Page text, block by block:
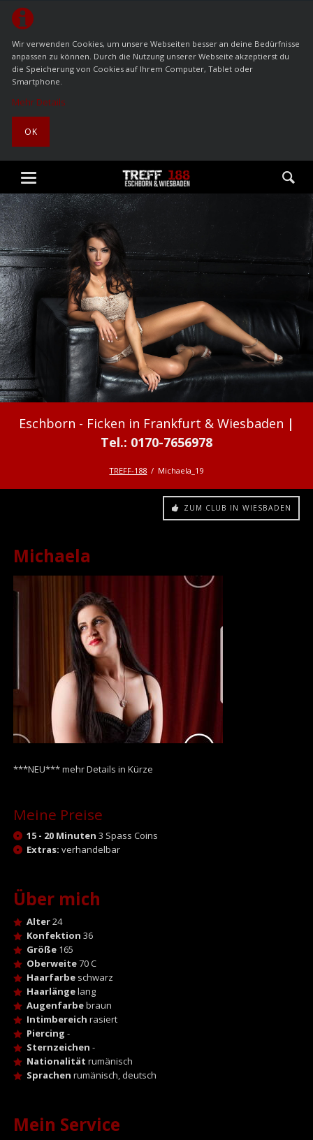
Wir verwenden Cookies, um unsere Webseiten besser an deine Bedürfnisse
anpassen zu können. Durch die Nutzung unserer Webseite akzeptierst du
die Speicherung von Cookies auf Ihrem Computer, Tablet oder
Smartphone.
Mehr Details
OK
Ficken in Frankfurt & Wiesbaden
TREFF-188 Michaela_19
ZUM CLUB IN WIESBADEN
Michaela
***NEU*** mehr Details in Kürze
Meine Preise
15 - 20 Minuten 3 Spass Coins
Extras: verhandelbar
Über mich
Alter24
Konfektion 36
Größe165
Oberweite70 C
Haarfarbeschwarz
Haarlängelang
Augenfarbebraun
Intimbereich rasiert
Piercing -
Sternzeichen -
Nationalität rumänisch
Sprachen rumänisch, deutsch
Mein Service